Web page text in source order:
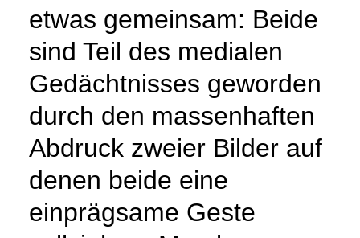
etwas gemeinsam: Beide
sind Teil des medialen
Gedächtnisses geworden
durch den massenhaften
Abdruck zweier Bilder auf
denen beide eine
einprägsame Geste